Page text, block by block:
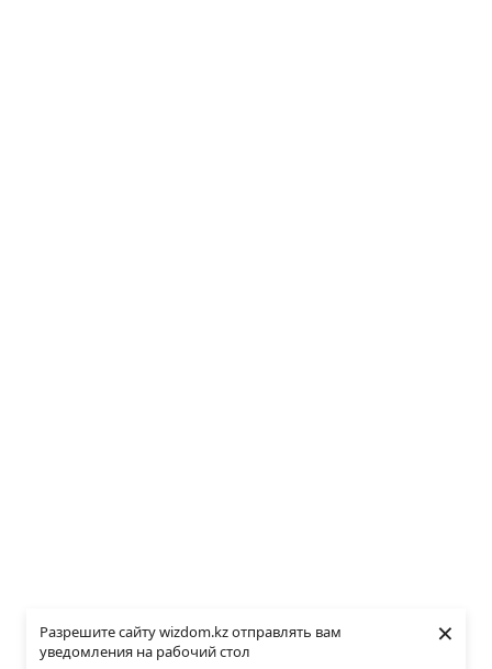
Разрешите сайту wizdom.kz отправлять вам
уведомления на рабочий стол
×